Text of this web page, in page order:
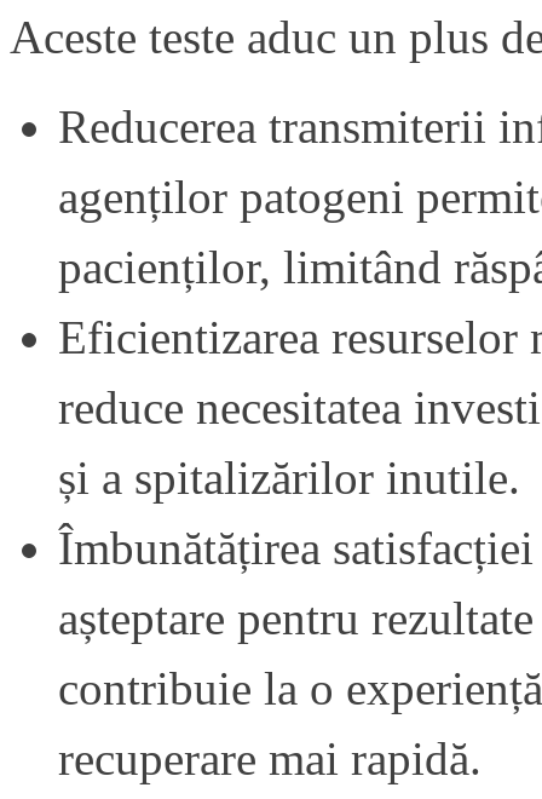
Aceste teste aduc un plus
Reducerea transmiterii
agenților patogeni
pacienților, limitând
Eficientizarea
reduce necesitatea
și a spitalizărilor inutile.
Îmbunătățirea
așteptare pentru
contribuie la o
recuperare mai rapidă.